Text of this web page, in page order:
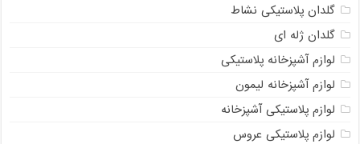
گلدان پلاستیکی نشاط
گلدان ژله ای
لوازم آشپزخانه پلاستیکی
لوازم آشپزخانه لیمون
لوازم پلاستیکی آشپزخانه
لوازم پلاستیکی عروس